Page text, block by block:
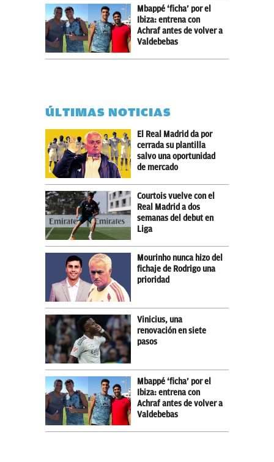
Mbappé ‘ficha’ por el
Ibiza: entrena con
Achraf antes de volver a
Valdebebas
ÚLTIMAS NOTICIAS
El Real Madrid da por
cerrada su plantilla
salvo una oportunidad
de mercado
Courtois vuelve con el
Real Madrid a dos
semanas del debut en
Liga
Mourinho nunca hizo del
fichaje de Rodrigo una
prioridad
Vinicius, una
renovación en siete
pasos
Mbappé ‘ficha’ por el
Ibiza: entrena con
Achraf antes de volver a
Valdebebas